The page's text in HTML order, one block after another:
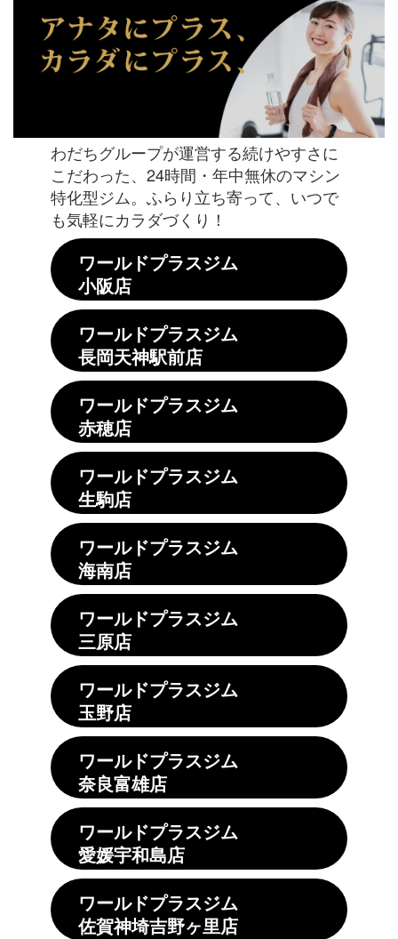
わだちグループが運営する続けやすさに
こだわった、24時間・年中無休のマシン
特化型ジム。ふらり立ち寄って、いつで
も気軽にカラダづくり！
ワールドプラスジム
小阪店
ワールドプラスジム
長岡天神駅前店
ワールドプラスジム
赤穂店
ワールドプラスジム
生駒店
ワールドプラスジム
海南店
ワールドプラスジム
三原店
ワールドプラスジム
玉野店
ワールドプラスジム
奈良富雄店
ワールドプラスジム
愛媛宇和島店
ワールドプラスジム
佐賀神埼吉野ヶ里店